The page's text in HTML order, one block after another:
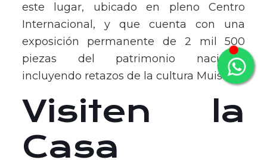
este lugar, ubicado en pleno Centro
Internacional, y que cuenta con una
exposición permanente de 2 mil 500
piezas del patrimonio nacional,
incluyendo retazos de la cultura Muisca.
Visiten la
Casa